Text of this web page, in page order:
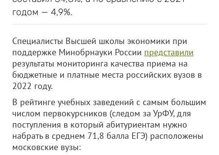
годом — 4,9%.
Специалисты Высшей школы экономики при
поддержке Минобрнауки России представили
результаты мониторинга качества приема на
бюджетные и платные места российских вузов в
2022 году.
В рейтинге учебных заведений с самым большим
числом первокурсников (следом за УрФУ, для
поступления в который абитуриентам нужно
набрать в среднем 71,8 балла ЕГЭ) расположены
московские вузы: